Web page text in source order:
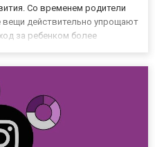
Со временем родители
вещи действительно упрощают
за ребенком более